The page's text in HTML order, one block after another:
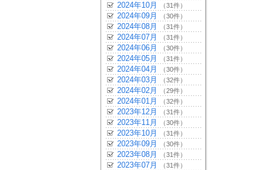
2024年10月 （31件）
2024年09月 （30件）
2024年08月 （31件）
2024年07月 （31件）
2024年06月 （30件）
2024年05月 （31件）
2024年04月 （30件）
2024年03月 （32件）
2024年02月 （29件）
2024年01月 （32件）
2023年12月 （31件）
2023年11月 （30件）
2023年10月 （31件）
2023年09月 （30件）
2023年08月 （31件）
2023年07月 （31件）